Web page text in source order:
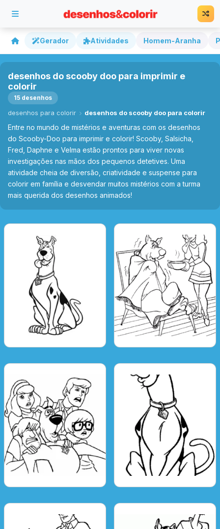
Gerador Atividades Homem-Aranha
desenhos do scooby doo para imprimir e
colorir
15 desenhos
desenhos para colorir desenhos do scooby doo para colorir
Entre no mundo de mistérios e aventuras com os desenhos
do Scooby-Doo para imprimir e colorir! Scooby, Salsicha,
Fred, Daphne e Velma estão prontos para viver novas
investigações nas mãos dos pequenos detetives. Uma
atividade cheia de diversão, criatividade e suspense para
colorir em família e desvendar muitos mistérios com a turma
mais querida dos desenhos animados!